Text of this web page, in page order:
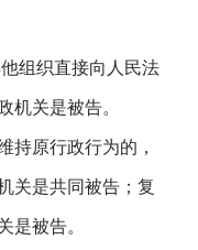
组织直接向人民法
机关是被告。
持原行政行为的，
关是共同被告；复
是被告。